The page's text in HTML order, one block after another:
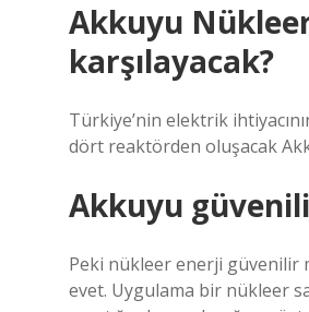
Akkuyu
karşılayacak?
Türkiye’nin elektrik
dört reaktörden oluşacak
Akkuyu
Peki nükleer enerji güvenilir
evet. Uygulama bir nükleer